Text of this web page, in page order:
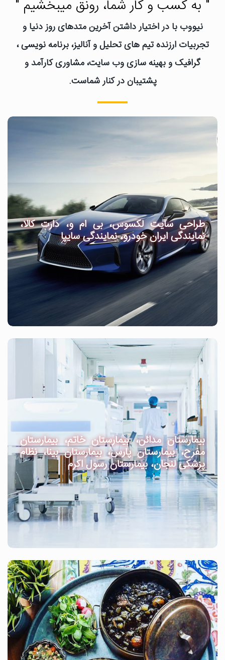
" به کسب و کار شما، رونق میبخشیم "
نیووب با در اختیار داشتن آخرین متدهای روز دنیا و
تجربیات ارزنده تیم های تحلیل و آنالیز، برنامه نویسی ،
گرافیک و بهینه سازی وب سایت، مشاوری کارآمد و
پشتیبان در کنار شماست.
طراحی سایت لکسوس، بی ام و، دارت کالا،
نمایندگی ایران خودرو، نمایندگی سایپا
بیمارستان مدائن، بیمارستان خاتم، بیمارستان
مفرح، بیمارستان پارس، بیمارستان بینا، نظام
پزشکی لنجان، بیمارستان رسول اکرم